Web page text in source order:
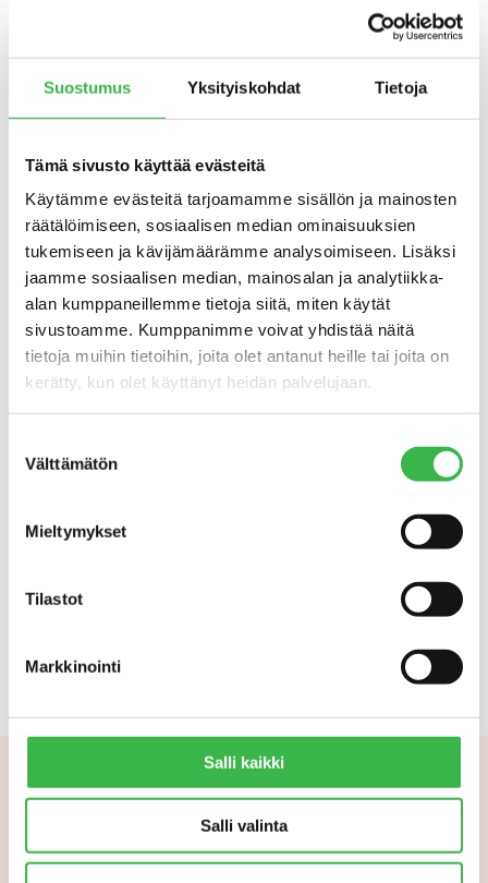
Suostumus Yksityiskohdat Tietoja
Tämä sivusto käyttää evästeitä
Käytämme evästeitä tarjoamamme sisällön ja mainosten
räätälöimiseen, sosiaalisen median ominaisuuksien
tukemiseen ja kävijämäärämme analysoimiseen. Lisäksi
jaamme sosiaalisen median, mainosalan ja analytiikka-
alan kumppaneillemme tietoja siitä, miten käytät
sivustoamme. Kumppanimme voivat yhdistää näitä
tietoja muihin tietoihin, joita olet antanut heille tai joita on
kerätty, kun olet käyttänyt heidän palvelujaan.
valinta
Välttämätön
Mieltymykset
Tilastot
Markkinointi
Salli kaikki
Salli valinta
Tule mukaan tekemään Merkkitekoja kanssamme! Nähdään
kaupan hyllyjen välissä sekä vaikkapa Twitterissä, jossa
keskustelua vastuullisista valinnoista käydään
Aiheeseen liittyvää